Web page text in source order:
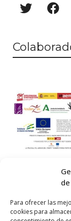
Para ofrecer las
cookies para